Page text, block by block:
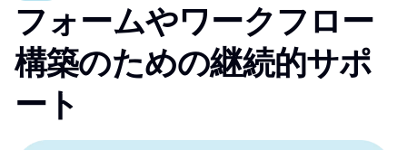
フォームやワークフロー
構築のための継続的サポ
ート